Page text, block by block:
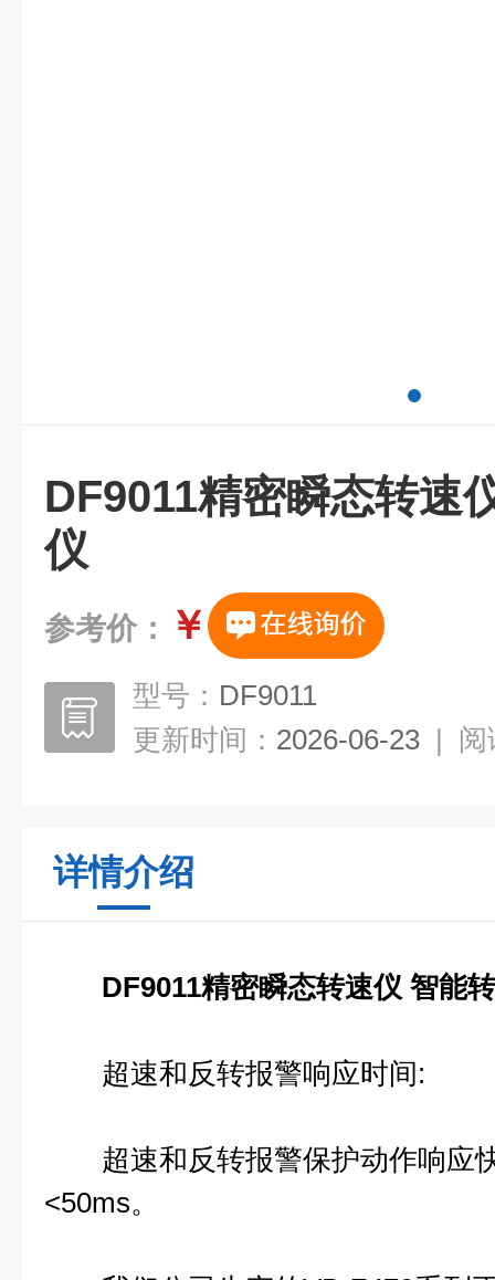
DF9011精密瞬态转速
仪
参考价： ￥
型号： DF9011
更新时间： 2026-06-23 | 阅
详情介绍
DF9011精密瞬态转速仪 智能
超速和反转报警响应时间:
超速和反转报警保护动作响应
<50ms。